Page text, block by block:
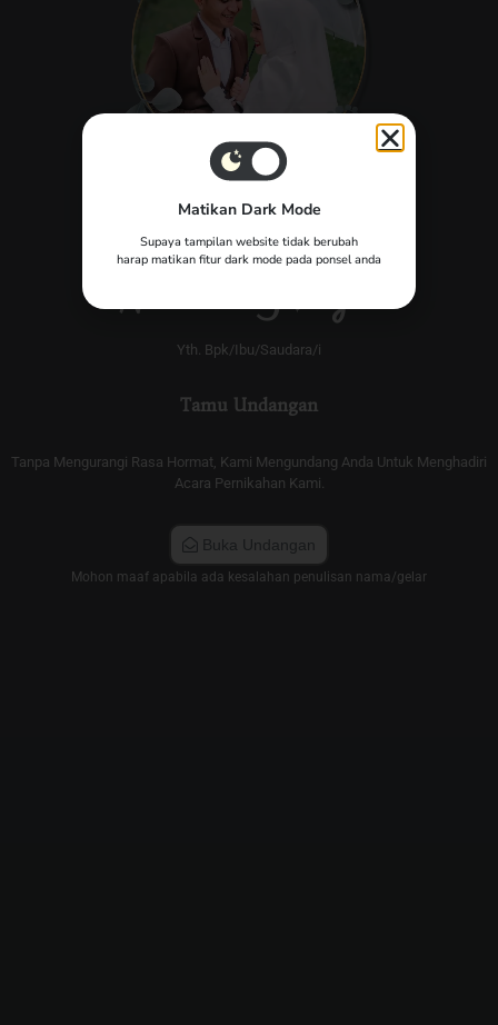
The Wedding of
Widia & Hasyim
Yth. Bpk/Ibu/Saudara/i
Tamu Undangan
Tanpa Mengurangi Rasa Hormat, Kami Mengundang Anda Untuk Menghadiri
Acara Pernikahan Kami.
Buka Undangan
Mohon maaf apabila ada kesalahan penulisan nama/gelar
Matikan Dark Mode
Supaya tampilan website tidak berubah
harap matikan fitur dark mode pada ponsel anda